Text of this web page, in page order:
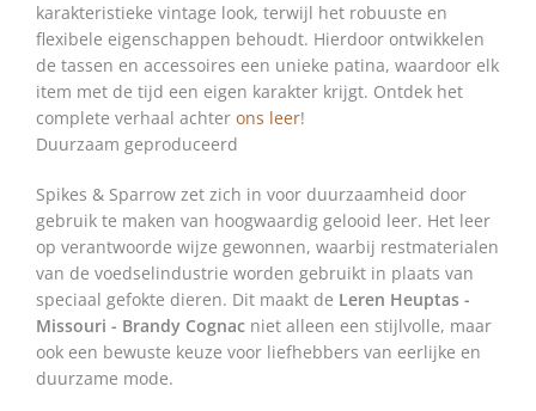
karakteristieke vintage look, terwijl het robuuste en
flexibele eigenschappen behoudt. Hierdoor ontwikkelen
de tassen en accessoires een unieke patina, waardoor elk
item met de tijd een eigen karakter krijgt. Ontdek het
complete verhaal achter ons leer!
Duurzaam geproduceerd
Spikes & Sparrow zet zich in voor duurzaamheid door
gebruik te maken van hoogwaardig gelooid leer. Het leer
op verantwoorde wijze gewonnen, waarbij restmaterialen
van de voedselindustrie worden gebruikt in plaats van
speciaal gefokte dieren. Dit maakt de Leren Heuptas -
Missouri - Brandy Cognac niet alleen een stijlvolle, maar
ook een bewuste keuze voor liefhebbers van eerlijke en
duurzame mode.